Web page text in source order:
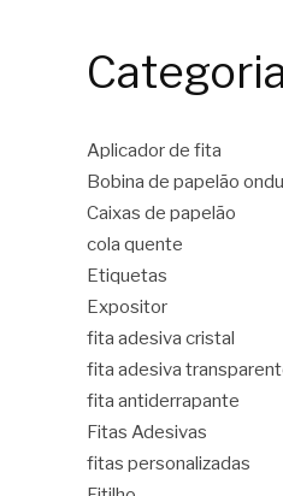
Aplicador de fita
Bobina de papelão
Caixas de papelão
cola quente
Etiquetas
Expositor
fita adesiva cristal
fita adesiva
fita antiderrapante
Fitas Adesivas
fitas personalizadas